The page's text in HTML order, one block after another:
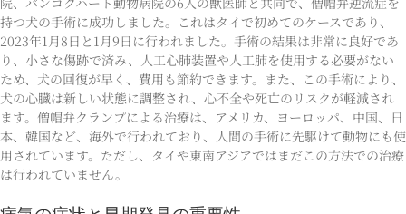
持つ犬の手術に成功しました。これはタイで初めてのケースであり、
2023年1月8日と1月9日に行われました。手術の結果は非常に良好であ
り、小さな傷跡で済み、人工心肺装置や人工肺を使用する必要がない
ため、犬の回復が早く、費用も節約できます。また、この手術により、
犬の心臓は新しい状態に調整され、心不全や死亡のリスクが軽減され
ます。僧帽弁クランプによる治療は、アメリカ、ヨーロッパ、中国、日
本、韓国など、海外で行われており、人間の手術に先駆けて動物にも使
用されています。ただし、タイや東南アジアではまだこの方法での治療
は行われていません。